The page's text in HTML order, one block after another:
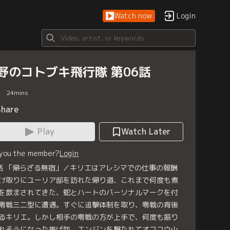
Watch now Login
のコトブキ飛行隊 第06話
24mins
Play
Watch Later
the member?Login
「帰らざる無宿」／キリエはアレシマでの仕事の報酬
取りにユーリア邸を訪れた帰り道、これまで何度も煮
飲まされてきた、蛇とハートのパーソナルマークを付
戦三二型に遭遇。すぐに追撃体制を取り、零戦の背後
キリエ。しかし相手の零戦の方が上手で、何度も振り